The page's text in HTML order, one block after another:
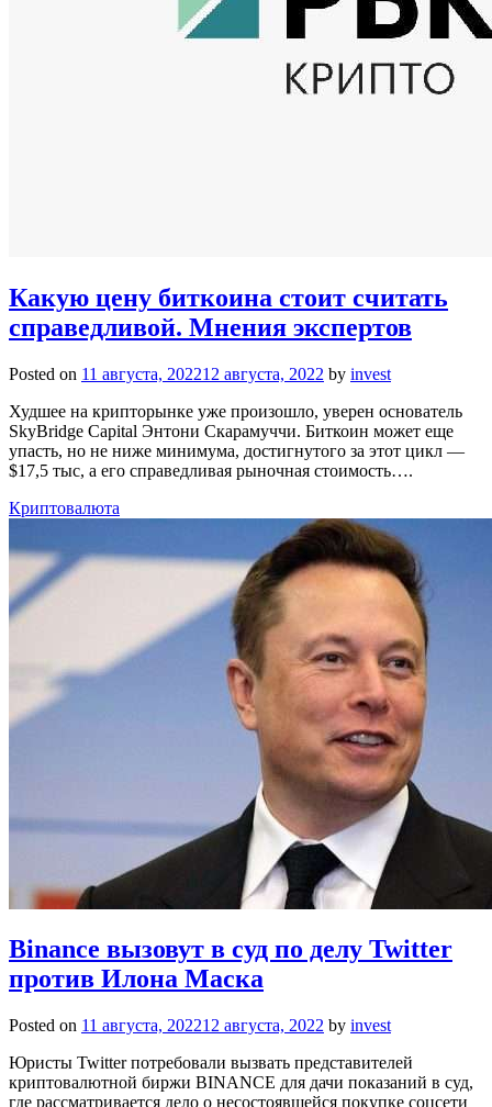
Какую цену биткоина стоит считать
справедливой. Мнения экспертов
Posted on 11 августа, 202212 августа, 2022 by invest
Худшее на крипторынке уже произошло, уверен основатель
SkyBridge Capital Энтони Скарамуччи. Биткоин может еще
упасть, но не ниже минимума, достигнутого за этот цикл —
$17,5 тыс, а его справедливая рыночная стоимость….
Криптовалюта
Binance вызовут в суд по делу Twitter
против Илона Маска
Posted on 11 августа, 202212 августа, 2022 by invest
Юристы Twitter потребовали вызвать представителей
криптовалютной биржи BINANCE для дачи показаний в суд,
где рассматривается дело о несостоявшейся покупке соцсети